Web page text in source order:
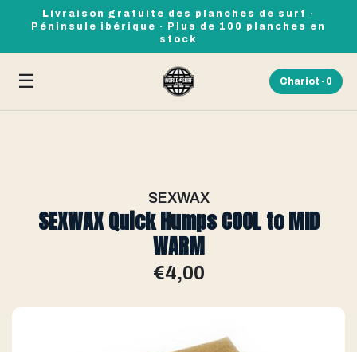
Livraison gratuite des planches de surf ·
Péninsule ibérique · Plus de 100 planches en
stock
☰ Chariot · 0
SEXWAX
SEXWAX Quick Humps COOL to MID
WARM
€4,00